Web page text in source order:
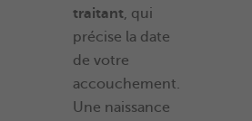
traitant, qui
précise la date
de votre
accouchement.
Une naissance